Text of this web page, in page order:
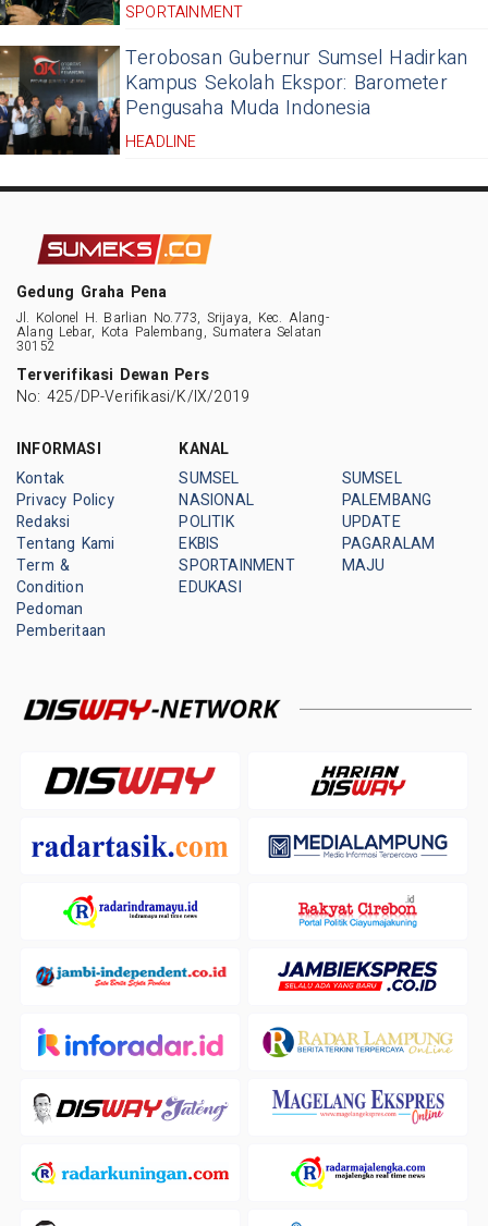
SPORTAINMENT
Terobosan Gubernur Sumsel Hadirkan
Kampus Sekolah Ekspor: Barometer
Pengusaha Muda Indonesia
HEADLINE
Gedung Graha Pena
Jl. Kolonel H. Barlian No.773, Srijaya, Kec. Alang-
Alang Lebar, Kota Palembang, Sumatera Selatan
30152
Terverifikasi Dewan Pers
No: 425/DP-Verifikasi/K/IX/2019
INFORMASI
Kontak
Privacy Policy
Redaksi
Tentang Kami
Term &
Condition
Pedoman
Pemberitaan
KANAL
SUMSEL
NASIONAL
POLITIK
EKBIS
SPORTAINMENT
EDUKASI
SUMSEL
PALEMBANG
UPDATE
PAGARALAM
MAJU